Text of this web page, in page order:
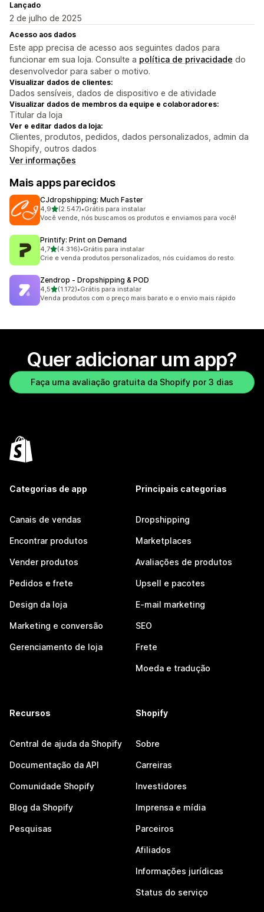
Lançado
2 de julho de 2025
Acesso aos dados
Este app precisa de acesso aos seguintes dados para
funcionar em sua loja. Consulte a política de privacidade do
desenvolvedor para saber o motivo.
Visualizar dados de clientes:
Dados sensíveis, dados de dispositivo e de atividade
Visualizar dados de membros da equipe e colaboradores:
Titular da loja
Ver e editar dados da loja:
Clientes, produtos, pedidos, dados personalizados, admin da
Shopify, outros dados
Ver informações
Mais apps parecidos
CJdropshipping: Much Faster
4,9de 5 estrelas
(2.547)
2547 avaliações ao todo
•Grátis para instalar
Você vende, nós buscamos os produtos e enviamos para você!
Printify: Print on Demand
4,7de 5 estrelas
(4.316)
4316 avaliações ao todo
•Grátis para instalar
Crie e venda produtos personalizados, nós cuidamos do resto.
Zendrop ‑ Dropshipping & POD
4,5de 5 estrelas
(1.172)
1172 avaliações ao todo
•Grátis para instalar
Venda produtos com o preço mais barato e o envio mais rápido
Quer adicionar um app?
Faça uma avaliação gratuita da Shopify por 3 dias
Categorias de app
Canais de vendas
Encontrar produtos
Vender produtos
Pedidos e frete
Design da loja
Marketing e conversão
Gerenciamento de loja
Principais categorias
Dropshipping
Marketplaces
Avaliações de produtos
Upsell e pacotes
E-mail marketing
SEO
Frete
Moeda e tradução
Recursos
Central de ajuda da Shopify
Documentação da API
Comunidade Shopify
Blog da Shopify
Pesquisas
Shopify
Sobre
Carreiras
Investidores
Imprensa e mídia
Parceiros
Afiliados
Informações jurídicas
Status do serviço